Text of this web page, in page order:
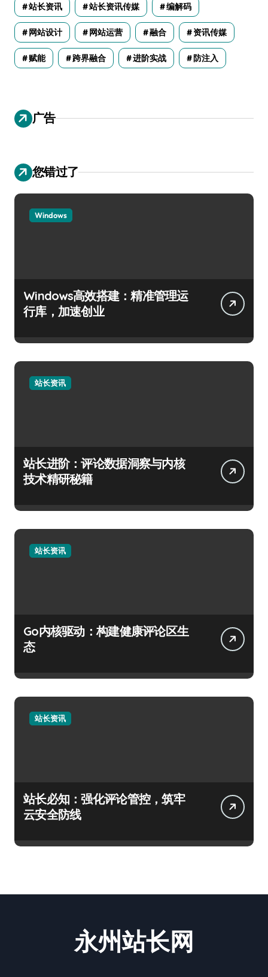
站长资讯 站长资讯传媒 编解码
网站设计 网站运营 融合 资讯传媒
赋能 跨界融合 进阶实战 防注入
广告
您错过了
Windows
Windows高效搭建：精准管理运
行库，加速创业
站长资讯
站长进阶：评论数据洞察与内核
技术精研秘籍
站长资讯
Go内核驱动：构建健康评论区生
态
站长资讯
站长必知：强化评论管控，筑牢
云安全防线
永州站长网